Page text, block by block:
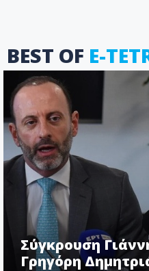
BEST OF E-
Σύγκρουση
Γρηγόρη